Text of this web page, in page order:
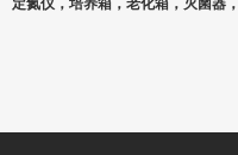
定氮仪，培养箱，老化箱，灭菌器